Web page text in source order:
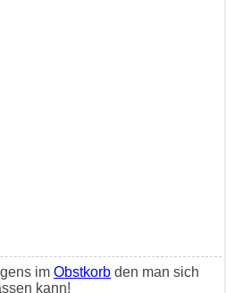
im Obstkorb den man sich
kann!